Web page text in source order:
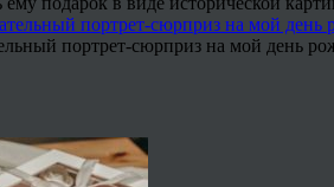
портрет-сюрприз на мой день